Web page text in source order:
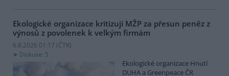
Ekologické organizace kritizují MŽP za přesun peněz z
výnosů z povolenek k velkým firmám
6.8.2026 01:17 (ČTK)
Diskuse: 5
Ekologické organizace Hnutí
DUHA a Greenpeace ČR